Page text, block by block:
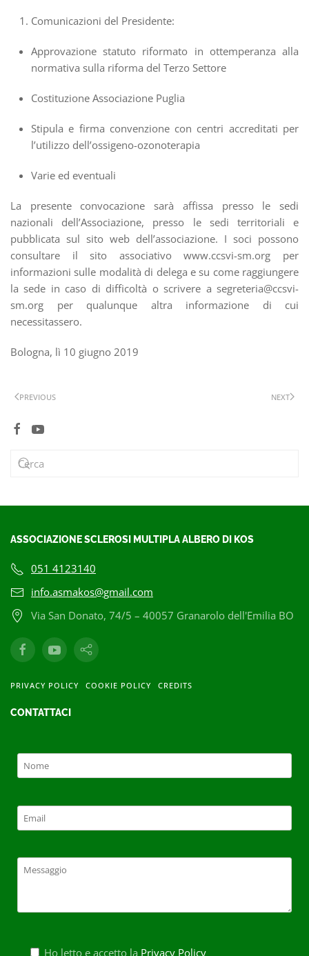
Comunicazioni del Presidente:
Approvazione statuto riformato in ottemperanza alla
normativa sulla riforma del Terzo Settore
Costituzione Associazione Puglia
Stipula e firma convenzione con centri accreditati per
l’utilizzo dell’ossigeno-ozonoterapia
Varie ed eventuali
La presente convocazione sarà affissa presso le sedi
nazionali dell’Associazione, presso le sedi territoriali e
pubblicata sul sito web dell’associazione. I soci possono
consultare il sito associativo www.ccsvi-sm.org per
informazioni sulle modalità di delega e su come raggiungere
la sede in caso di difficoltà o scrivere a segreteria@ccsvi-
sm.org per qualunque altra informazione di cui
necessitassero.
Bologna, lì 10 giugno 2019
PREVIOUS NEXT
ASSOCIAZIONE SCLEROSI MULTIPLA ALBERO DI KOS
051 4123140
info.asmakos@gmail.com
Via San Donato, 74/5 – 40057 Granarolo dell'Emilia BO
PRIVACY POLICY COOKIE POLICY CREDITS
CONTATTACI
Ho letto e accetto la Privacy Policy